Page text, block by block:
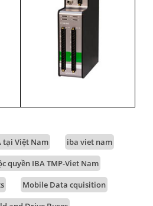
tại Việt Nam
iba viet nam
quyền IBA TMP-Viet Nam
Mobile Data cquisition